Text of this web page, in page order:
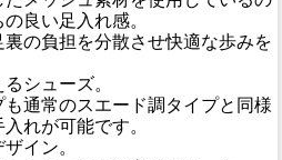
良い足入れ感。
の負担を分散させ快適な歩みを
シューズ。
通常のスエード調タイプと同様
れが可能です。
イン。